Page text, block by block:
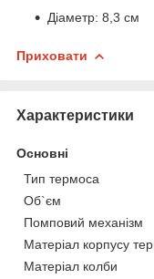
Діаметр: 8,3 см
Приховати
Характеристики
Основні
Тип термоса
Об`єм
Помповий механізм
Матеріал корпусу
Матеріал колби